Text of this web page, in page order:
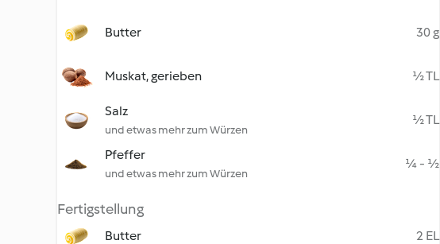
Butter 30 g
Muskat, gerieben ½ TL
Salz
und etwas mehr zum Würzen
½ TL
Pfeffer
und etwas mehr zum Würzen
¼ - ½
Fertigstellung
Butter 2 EL